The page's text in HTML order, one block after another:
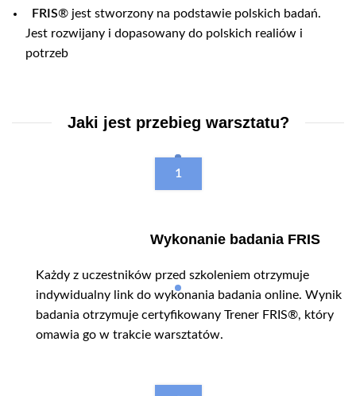
FRIS® jest stworzony na podstawie polskich badań.
Jest rozwijany i dopasowany do polskich realiów i
potrzeb
Jaki jest przebieg warsztatu?
1
Wykonanie badania FRIS
Każdy z uczestników przed szkoleniem otrzymuje
indywidualny link do wykonania badania online. Wynik
badania otrzymuje certyfikowany Trener FRIS®, który
omawia go w trakcie warsztatów.